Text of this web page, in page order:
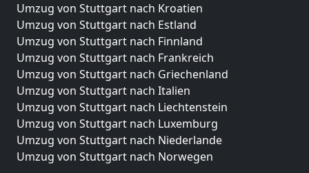
Umzug von Stuttgart nach Kroatien
Umzug von Stuttgart nach Estland
Umzug von Stuttgart nach Finnland
Umzug von Stuttgart nach Frankreich
Umzug von Stuttgart nach Griechenland
Umzug von Stuttgart nach Italien
Umzug von Stuttgart nach Liechtenstein
Umzug von Stuttgart nach Luxemburg
Umzug von Stuttgart nach Niederlande
Umzug von Stuttgart nach Norwegen